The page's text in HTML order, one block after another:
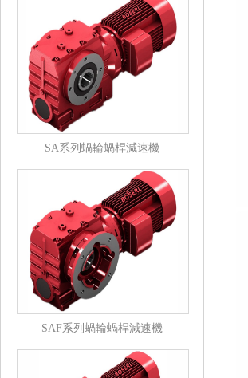
SA系列蝸輪蝸桿減速機
SAF系列蝸輪蝸桿減速機